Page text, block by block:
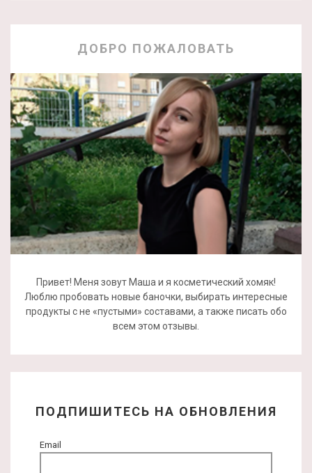
ДОБРО ПОЖАЛОВАТЬ
Привет! Меня зовут Маша и я косметический хомяк!
Люблю пробовать новые баночки, выбирать интересные
продукты с не «пустыми» составами, а также писать обо
всем этом отзывы.
ПОДПИШИТЕСЬ НА ОБНОВЛЕНИЯ
Email